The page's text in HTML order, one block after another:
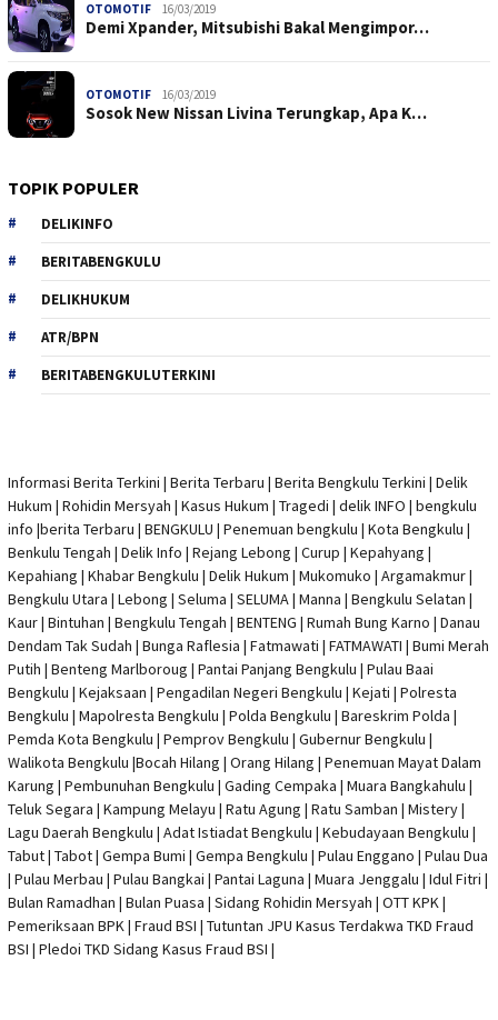
OTOMOTIF 16/03/2019
Demi Xpander, Mitsubishi Bakal Mengimpor…
OTOMOTIF 16/03/2019
Sosok New Nissan Livina Terungkap, Apa K…
TOPIK POPULER
DELIKINFO
BERITABENGKULU
DELIKHUKUM
ATR/BPN
BERITABENGKULUTERKINI
Informasi Berita Terkini | Berita Terbaru | Berita Bengkulu Terkini | Delik
Hukum | Rohidin Mersyah | Kasus Hukum | Tragedi | delik INFO | bengkulu
info |berita Terbaru | BENGKULU | Penemuan bengkulu | Kota Bengkulu |
Benkulu Tengah | Delik Info | Rejang Lebong | Curup | Kepahyang |
Kepahiang | Khabar Bengkulu | Delik Hukum | Mukomuko | Argamakmur |
Bengkulu Utara | Lebong | Seluma | SELUMA | Manna | Bengkulu Selatan |
Kaur | Bintuhan | Bengkulu Tengah | BENTENG | Rumah Bung Karno | Danau
Dendam Tak Sudah | Bunga Raflesia | Fatmawati | FATMAWATI | Bumi Merah
Putih | Benteng Marlboroug | Pantai Panjang Bengkulu | Pulau Baai
Bengkulu | Kejaksaan | Pengadilan Negeri Bengkulu | Kejati | Polresta
Bengkulu | Mapolresta Bengkulu | Polda Bengkulu | Bareskrim Polda |
Pemda Kota Bengkulu | Pemprov Bengkulu | Gubernur Bengkulu |
Walikota Bengkulu |Bocah Hilang | Orang Hilang | Penemuan Mayat Dalam
Karung | Pembunuhan Bengkulu | Gading Cempaka | Muara Bangkahulu |
Teluk Segara | Kampung Melayu | Ratu Agung | Ratu Samban | Mistery |
Lagu Daerah Bengkulu | Adat Istiadat Bengkulu | Kebudayaan Bengkulu |
Tabut | Tabot | Gempa Bumi | Gempa Bengkulu | Pulau Enggano | Pulau Dua
| Pulau Merbau | Pulau Bangkai | Pantai Laguna | Muara Jenggalu | Idul Fitri |
Bulan Ramadhan | Bulan Puasa | Sidang Rohidin Mersyah | OTT KPK|
Pemeriksaan BPK | Fraud BSI | Tutuntan JPU Kasus Terdakwa TKD Fraud
BSI | Pledoi TKD Sidang Kasus Fraud BSI |